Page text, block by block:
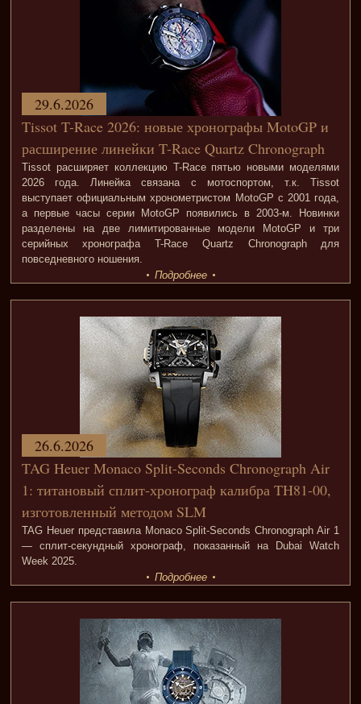
Tissot T-Race 2026: новые хронографы MotoGP и
расширение линейки T-Race Quartz Chronograph
Tissot расширяет коллекцию T-Race пятью новыми моделями
2026 года. Линейка связана с мотоспортом, т.к. Tissot
выступает официальным хронометристом MotoGP с 2001 года,
а первые часы серии MotoGP появились в 2003-м. Новинки
разделены на две лимитированные модели MotoGP и три
серийных хронографа T-Race Quartz Chronograph для
повседневного ношения.
29.6.2026
Подробнее
TAG Heuer Monaco Split-Seconds Chronograph Air
1: титановый сплит-хронограф калибра TH81-00,
изготовленный методом SLM
TAG Heuer представила Monaco Split-Seconds Chronograph Air 1
— сплит-секундный хронограф, показанный на Dubai Watch
Week 2025.
26.6.2026
Подробнее